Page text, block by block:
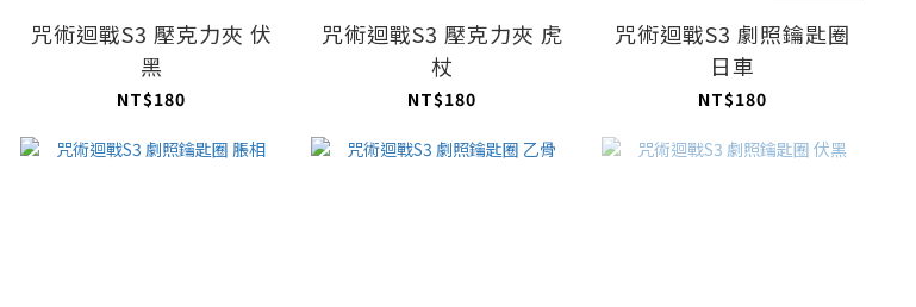
咒術迴戰S3 壓克力夾 伏
黑
NT$180
咒術迴戰S3 壓克力夾 虎
杖
NT$180
咒術迴戰S3 劇照鑰匙圈
日車
NT$180